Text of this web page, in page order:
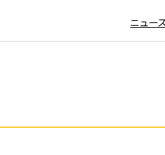
ニュー